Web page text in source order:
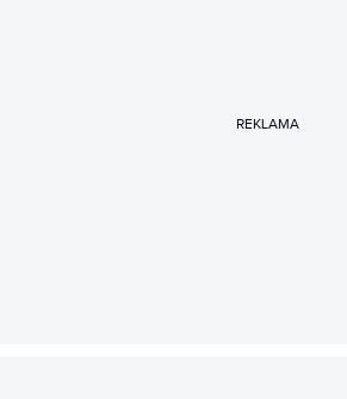
REKLAMA